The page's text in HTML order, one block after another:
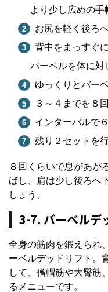
より少し広めの手
お尻を軽く後ろ
背中をまっすぐ
バーベルを体に対
ゆっくりとバー
３～４までを８
インターバルで
残り２セットを
８回くらいで息があが
ばし、肩は少し後ろへ
しょう。
3-7. バーベルデ
全身の筋肉を鍛えられ
ーベルデッドリフト。
して、僧帽筋や大臀筋
るメニューです。